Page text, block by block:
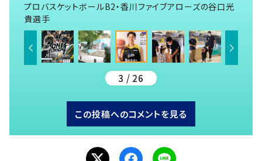
プロバスケットボールB2・香川ファイブアローズの谷口光
貴選手
3 / 26
この投稿へのコメントを見る